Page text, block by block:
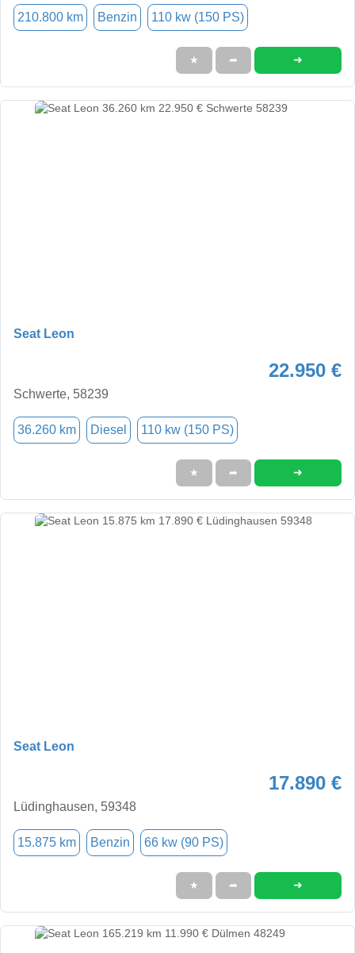
210.800 km Benzin 110 kw (150 PS)
★ ➦ ➜
Seat Leon
22.950 €
Schwerte, 58239
36.260 km Diesel 110 kw (150 PS)
★ ➦ ➜
Seat Leon
17.890 €
Lüdinghausen, 59348
15.875 km Benzin 66 kw (90 PS)
★ ➦ ➜